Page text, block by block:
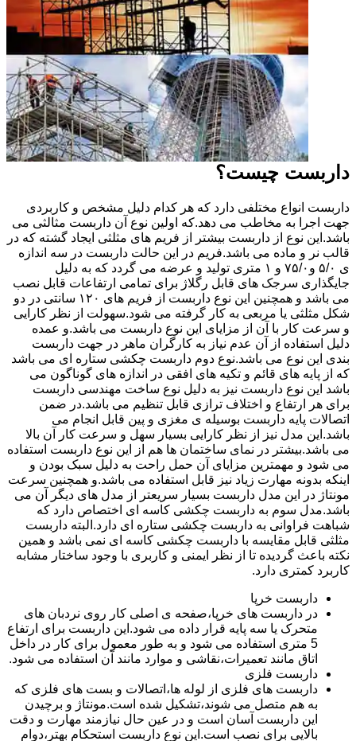
داربست چیست؟
داربست انواع مختلفی دارد که هر کدام دلیل مشخص و کاربردی
جهت اجرا به مخاطب می دهد.که اولین نوع آن داربست مثالثی می
باشد.این نوع از داربست بیشتر از فریم های مثلثی ایجاد گشته که در
قالب نر و ماده می باشد.فریم در این حالت داربست در سه اندازه
ی ۵/۰ و۷۵/۰ و ۱ متری تولید و عرضه می گردد که به دلیل
جایگذاری سرجک های قابل رگلاژ برای تمامی ارتفاعات قابل نصب
می باشد و همچنین این نوع داربست از فریم های ۱۲۰ سانتی در دو
شکل مثلثی یا مربعی به کار گرفته می شود.سهولت از نظر کارایی
و سرعت کار با آن از مزایای این نوع داربست می باشد.و عمده
دلیل استفاده از آن عدم نیاز به کارگران ماهر در جهت داربست
بندی این نوع می باشد.نوع دوم داربست چکشی ستاره ای می باشد
که از پایه های قائم و تکیه های افقی در اندازه های گوناگون می
باشد این نوع داربست نیز به دلیل نوع ساخت مهندسی داربست
برای هر ارتفاع و اختلاف ترازی قابل تنظیم می باشد.در ضمن
اتصالات پایه داربست بوسیله ی مغزی و پین قابل انجام می
باشد.این مدل نیز از نظر کارایی بسیار سهل و سرعت کار آن بالا
می باشد.بیشتر در نمای ساختمان ها هم از این نوع داربست استفاده
می شود و مهمترین مزایای آن حمل راحت به دلیل سبک بودن و
اینکه بدونه مهارت زیاد نیز قابل استفاده می باشد.و همچنین سرعت
مونتاژ در این مدل داربست بسیار سریعتر از مدل های دیگر آن می
باشد.مدل سوم به داربست چکشی کاسه ای اختصاص دارد که
شباهت فراوانی به داربست چکشی ستاره ای دارد.البته داربست
مثلثی قابل مقایسه با داربست چکشی کاسه ای نمی باشد و همین
نکته باعث گردیده تا از نظر ایمنی و کاربری با وجود ساختار مشابه
کاربرد کمتری دارد.
داربست خرپا
در داربست های خرپا،صفحه ی اصلی کار روی نردبان های
متحرک یا سه پایه قرار داده می شود.این داربست برای ارتفاع
5 متری استفاده می شود و به طور معمول برای کار در داخل
اتاق مانند تعمیرات،نقاشی و موارد مانند آن استفاده می شود.
داربست فلزی
داربست های فلزی از لوله ها،اتصالات و بست های فلزی که
به هم متصل می شوند،تشکیل شده است.مونتاژ و برچیدن
این داربست آسان است و در عین حال نیازمند مهارت و دقت
بالایی برای نصب است.این نوع داربست استحکام بهتر،دوام